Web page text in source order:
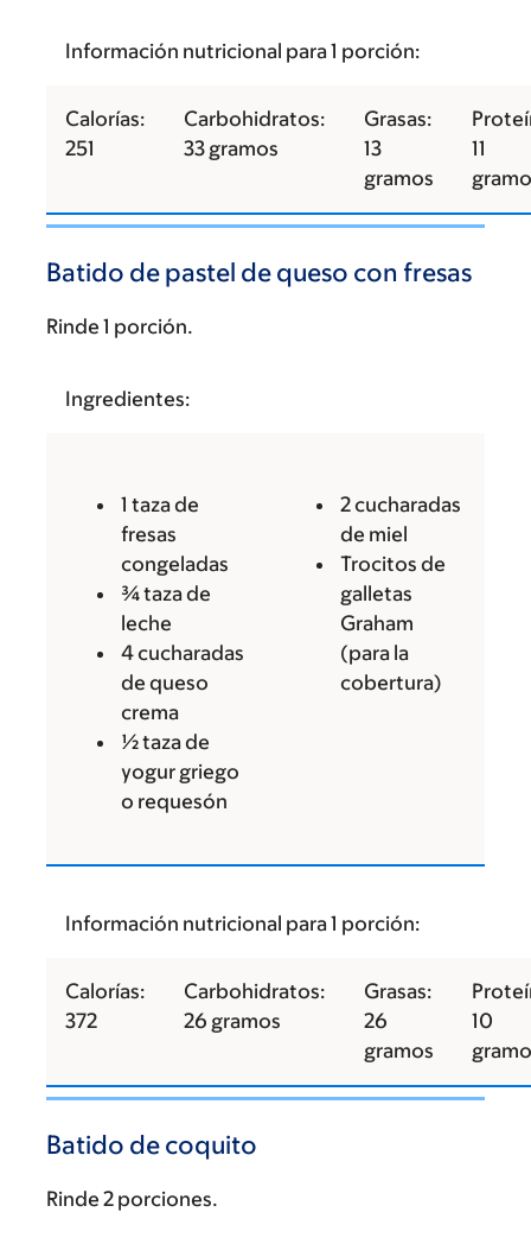
Información nutricional para 1 porción:
Calorías:
251
Carbohidratos:
33 gramos
Grasas:
13
gramos
11
Batido de pastel de queso con fresas
Rinde 1 porción.
Ingredientes:
1 taza de
fresas
congeladas
¾ taza de
leche
4 cucharadas
de queso
crema
½ taza de
yogur griego
o requesón
2 cucharadas
de miel
Trocitos de
galletas
Graham
(para la
cobertura)
Información nutricional para 1 porción:
Calorías:
372
Carbohidratos:
26 gramos
Grasas:
26
gramos
10
Batido de coquito
Rinde 2 porciones.